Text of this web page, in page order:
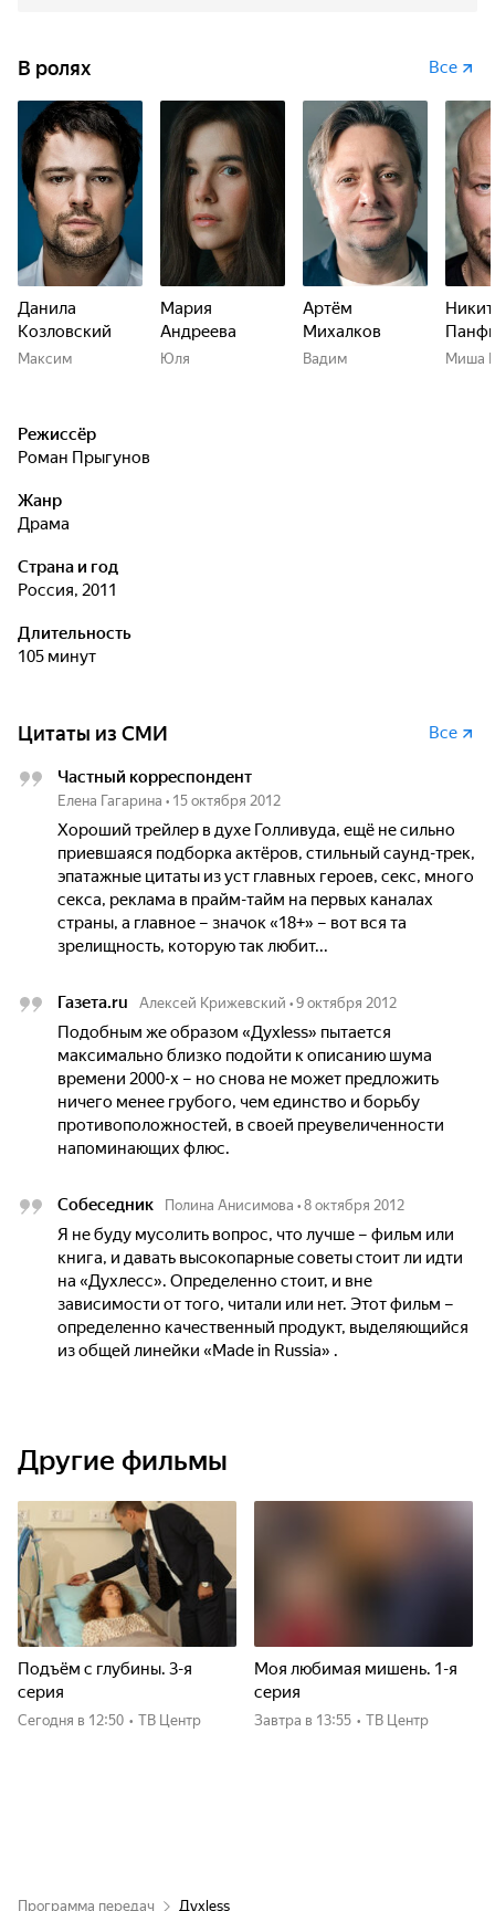
В ролях Все
Данила
Козловский
Максим
Мария
Андреева
Юля
Артём
Михалков
Вадим Миша
Режиссёр
Роман Прыгунов
Жанр
драма
Страна и год
Россия, 2011
Длительность
105 минут
Цитаты из СМИ Все
Частный корреспондент
Елена Гагарина • 15 октября 2012
Хороший трейлер в духе Голливуда, ещё не сильно
приевшаяся подборка актёров, стильный саунд-трек,
эпатажные цитаты из уст главных героев, секс, много
секса, реклама в прайм-тайм на первых каналах
страны, а главное – значок «18+» – вот вся та
зрелищность, которую так любит...
Газета.ru Алексей Крижевский • 9 октября 2012
Подобным же образом «Духless» пытается
максимально близко подойти к описанию шума
времени 2000-х – но снова не может предложить
ничего менее грубого, чем единство и борьбу
противоположностей, в своей преувеличенности
напоминающих флюс.
Собеседник Полина Анисимова • 8 октября 2012
Я не буду мусолить вопрос, что лучше – фильм или
книга, и давать высокопарные советы стоит ли идти
на «Духлесс». Определенно стоит, и вне
зависимости от того, читали или нет. Этот фильм –
определенно качественный продукт, выделяющийся
из общей линейки «Made in Russia» .
Другие фильмы
Подъём с глубины. 3-я
серия
Сегодня в 12:50 • ТВ Центр
Моя любимая мишень. 1-я
серия
Завтра в 13:55 • ТВ Центр
Программа передач Духless